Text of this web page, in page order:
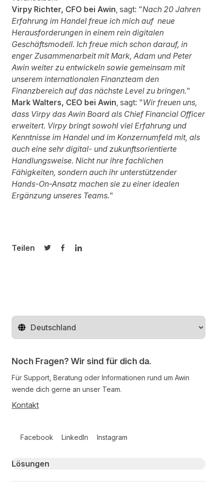
Virpy Richter, CFO bei Awin , sagt: "Nach 20 Jahren
Erfahrung im Handel freue ich mich auf neue
Herausforderungen in einem rein digitalen
Geschäftsmodell. Ich freue mich schon darauf, in
enger Zusammenarbeit mit Mark, Adam und Peter
Awin weiter zu entwickeln sowie gemeinsam mit
unserem internationalen Finanzteam den
Finanzbereich auf das nächste Level zu bringen."
Mark Walters, CEO bei Awin , sagt: "Wir freuen uns,
dass Virpy das Awin Board als Chief Financial Officer
erweitert. Virpy bringt sowohl viel Erfahrung und
Kenntnisse im Handel und im Konzernumfeld mit, als
auch eine sehr digital- und zukunftsorientierte
Handlungsweise. Nicht nur ihre fachlichen
Fähigkeiten, sondern auch ihr unterstützender
Hands-On-Ansatz machen sie zu einer idealen
Ergänzung unseres Teams."
Teilen
Auf Twitter teilen
Auf Facebook teilen
Auf LinkedIn teilen
Region ändern
Noch Fragen? Wir sind für dich da.
Für Support, Beratung oder Informationen rund um Awin
wende dich gerne an unser Team.
Kontakt
Facebook LinkedIn Instagram
Primary footer navigation
Lösungen